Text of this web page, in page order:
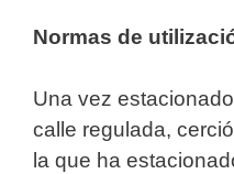
Normas de
Una vez
calle regulada,
la que ha